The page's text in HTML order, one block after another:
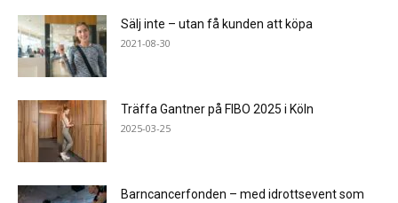
Sälj inte – utan få kunden att köpa
2021-08-30
Träffa Gantner på FIBO 2025 i Köln
2025-03-25
Barncancerfonden – med idrottsevent som